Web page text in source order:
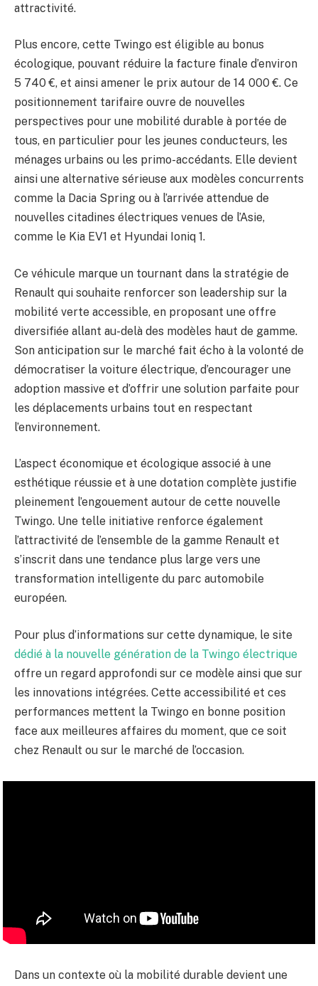
attractivité.
Plus encore, cette Twingo est éligible au bonus
écologique, pouvant réduire la facture finale d’environ
5 740 €, et ainsi amener le prix autour de 14 000 €. Ce
positionnement tarifaire ouvre de nouvelles
perspectives pour une mobilité durable à portée de
tous, en particulier pour les jeunes conducteurs, les
ménages urbains ou les primo-accédants. Elle devient
ainsi une alternative sérieuse aux modèles concurrents
comme la Dacia Spring ou à l’arrivée attendue de
nouvelles citadines électriques venues de l’Asie,
comme le Kia EV1 et Hyundai Ioniq 1.
Ce véhicule marque un tournant dans la stratégie de
Renault qui souhaite renforcer son leadership sur la
mobilité verte accessible, en proposant une offre
diversifiée allant au-delà des modèles haut de gamme.
Son anticipation sur le marché fait écho à la volonté de
démocratiser la voiture électrique, d’encourager une
adoption massive et d’offrir une solution parfaite pour
les déplacements urbains tout en respectant
l’environnement.
L’aspect économique et écologique associé à une
esthétique réussie et à une dotation complète justifie
pleinement l’engouement autour de cette nouvelle
Twingo. Une telle initiative renforce également
l’attractivité de l’ensemble de la gamme Renault et
s’inscrit dans une tendance plus large vers une
transformation intelligente du parc automobile
européen.
Pour plus d’informations sur cette dynamique, le site
dédié à la nouvelle génération de la Twingo électrique
offre un regard approfondi sur ce modèle ainsi que sur
les innovations intégrées. Cette accessibilité et ces
performances mettent la Twingo en bonne position
face aux meilleures affaires du moment, que ce soit
chez Renault ou sur le marché de l’occasion.
Dans un contexte où la mobilité durable devient une